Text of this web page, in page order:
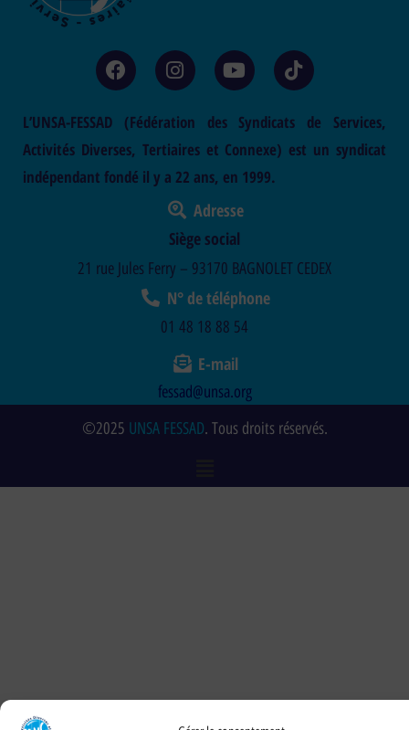
L’UNSA-FESSAD (Fédération des Syndicats de Services,
Activités Diverses, Tertiaires et Connexe) est un syndicat
indépendant fondé il y a 22 ans, en 1999.
Adresse
Siège social
21 rue Jules Ferry – 93170 BAGNOLET CEDEX
N° de téléphone
01 48 18 88 54
E-mail
fessad@unsa.org
©2025 UNSA FESSAD. Tous droits réservés.